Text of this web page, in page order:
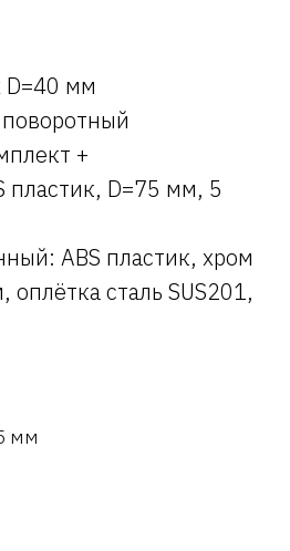
D=40 мм
+
пластик, D=75 мм, 5
ABS пластик, хром
сталь SUS201,
мм